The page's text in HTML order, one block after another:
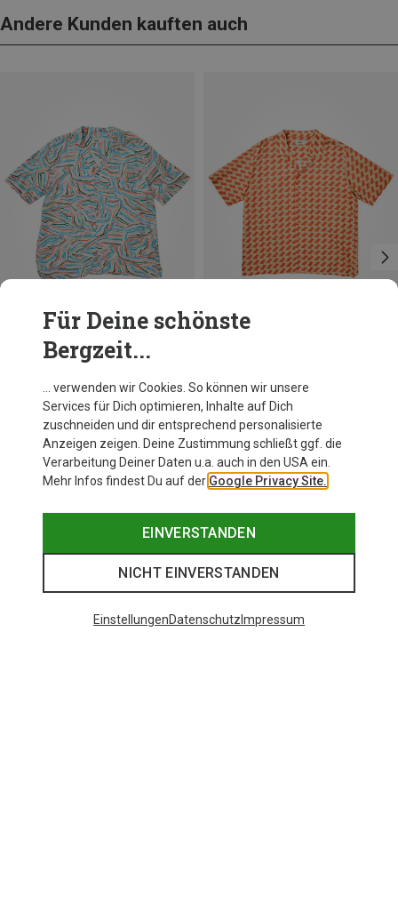
Andere Kunden kauften auch
Du sparst 36%
Für Deine schönste
Bergzeit...
… verwenden wir Cookies. So können wir unsere
Services für Dich optimieren, Inhalte auf Dich
zuschneiden und dir entsprechend personalisierte
Anzeigen zeigen. Deine Zustimmung schließt ggf. die
Verarbeitung Deiner Daten u.a. auch in den USA ein.
Mehr Infos findest Du auf der Google Privacy Site.
EINVERSTANDEN
NICHT EINVERSTANDEN
EinstellungenDatenschutz Impressum